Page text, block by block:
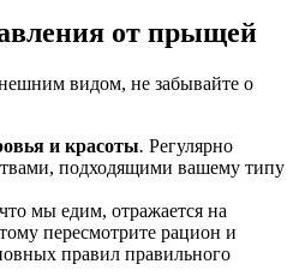
от прыщей
видом, не забывайте о
и красоты. Регулярно
подходящими вашему типу
мы едим, отражается на
пересмотрите рацион и
правил правильного